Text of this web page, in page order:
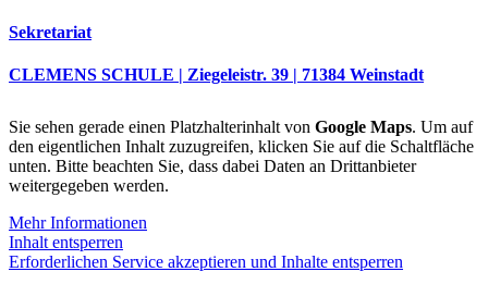
Sekretariat
CLEMENS SCHULE | Ziegeleistr. 39 | 71384 Weinstadt
Sie sehen gerade einen Platzhalterinhalt von Google Maps. Um auf
den eigentlichen Inhalt zuzugreifen, klicken Sie auf die Schaltfläche
unten. Bitte beachten Sie, dass dabei Daten an Drittanbieter
weitergegeben werden.
Mehr Informationen
Inhalt entsperren
Erforderlichen Service akzeptieren und Inhalte entsperren